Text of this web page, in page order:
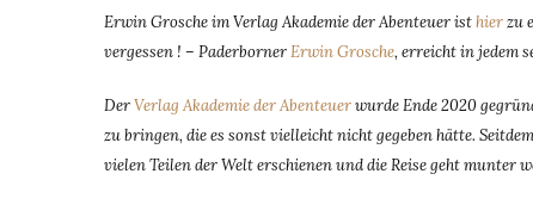
Erwin Grosche im Verlag Akademie der Abenteuer isthierzu
vergessen ! – PaderbornerErwin Grosche, erreicht in jedem
DerVerlag Akademie der Abenteuerwurde Ende 2020
zu bringen, die es sonst vielleicht nicht gegeben hätte.
vielen Teilen der Welt erschienen und die Reise geht munter